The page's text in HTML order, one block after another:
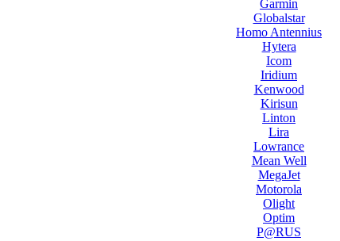
Garmin
Globalstar
Homo Antennius
Hytera
Icom
Iridium
Kenwood
Kirisun
Linton
Lira
Lowrance
Mean Well
MegaJet
Motorola
Olight
Optim
P@RUS